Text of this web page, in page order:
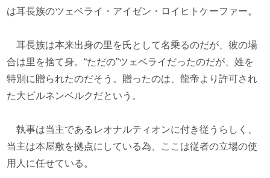
は耳長族のツェベライ・アイゼン・ロイヒトケーファー。
耳長族は本来出身の里を氏として名乗るのだが、彼の場
合は里を捨て身。“ただの”ツェベライだったのだが、姓を
特別に贈られたのだそう。贈ったのは、龍帝より許可され
た大ビルネンベルクだという。
執事は当主であるレオナルティオンに付き従うらしく、
当主は本屋敷を拠点にしている為、ここは従者の立場の使
用人に任せている。